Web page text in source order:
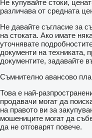
Не купувайте стоки,
различава от средната
Не давайте съгласие за
на стоката. Ако имате
уточнявате
документи на техниката,
документите, задавайте
Съмнително авансово
Това е най-
продавачи могат да
на правото ви за
мошениците могат да
да не отговарят повече.